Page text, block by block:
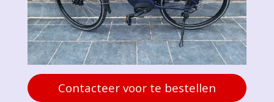
Contacteer voor te bestellen